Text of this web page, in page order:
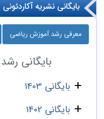
بایگانی نشریه آکاردئونی
معرفی رشد آموزش ریاضی
بایگانی
بایگانی 1403
بایگانی 1402